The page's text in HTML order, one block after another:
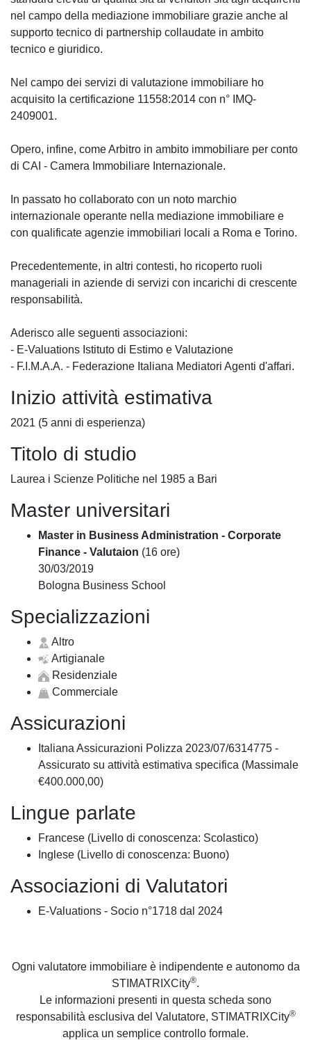
nel campo della mediazione immobiliare grazie anche al
supporto tecnico di partnership collaudate in ambito
tecnico e giuridico.
Nel campo dei servizi di valutazione immobiliare ho
acquisito la certificazione 11558:2014 con n° IMQ-
2409001.
Opero, infine, come Arbitro in ambito immobiliare per conto
di CAI - Camera Immobiliare Internazionale.
In passato ho collaborato con un noto marchio
internazionale operante nella mediazione immobiliare e
con qualificate agenzie immobiliari locali a Roma e Torino.
Precedentemente, in altri contesti, ho ricoperto ruoli
manageriali in aziende di servizi con incarichi di crescente
responsabilità.
Aderisco alle seguenti associazioni:
- E-Valuations Istituto di Estimo e Valutazione
- F.I.M.A.A. - Federazione Italiana Mediatori Agenti d'affari.
Inizio attività estimativa
2021 (5 anni di esperienza)
Titolo di studio
Laurea i Scienze Politiche nel 1985 a Bari
Master universitari
Master in Business Administration - Corporate
Finance - Valutaion (16 ore)
30/03/2019
Bologna Business School
Specializzazioni
Altro
Artigianale
Residenziale
Commerciale
Assicurazioni
Italiana Assicurazioni Polizza 2023/07/6314775 -
Assicurato su attività estimativa specifica (Massimale
€400.000,00)
Lingue parlate
Francese (Livello di conoscenza: Scolastico)
Inglese (Livello di conoscenza: Buono)
Associazioni di Valutatori
E-Valuations - Socio n°1718 dal 2024
Ogni valutatore immobiliare è indipendente e autonomo da
STIMATRIXCity®.
Le informazioni presenti in questa scheda sono
responsabilità esclusiva del Valutatore, STIMATRIXCity®
applica un semplice controllo formale.